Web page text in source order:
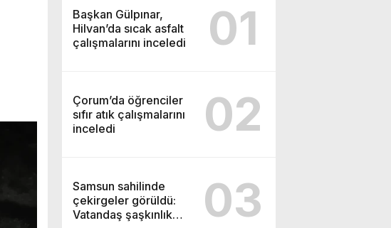
Başkan Gülpınar,
Hilvan’da sıcak asfalt
çalışmalarını inceledi
01
Çorum’da öğrenciler
sıfır atık çalışmalarını
inceledi
02
Samsun sahilinde
çekirgeler görüldü:
Vatandaş şaşkınlık
03